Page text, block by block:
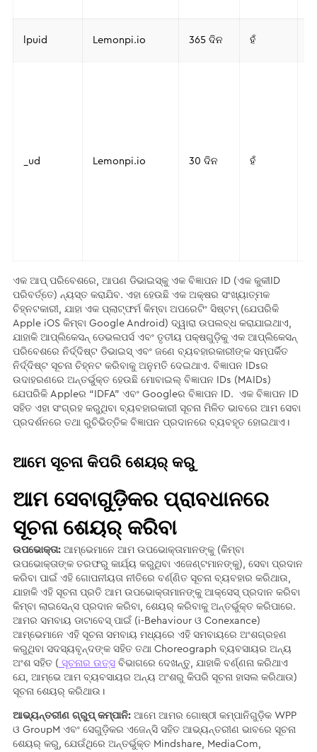
lpuid Lemonpi.io 365 ଦିନ ହଁ
_ud Lemonpi.io 30 ଦିନ ହଁ
ଏକ ଆପ୍ ପରିବେଶରେ, ଆପଣ ଡିଭାଇସ୍​କୁ ଏକ ବିଜ୍ଞାପନ ID (ଏକ କୁକୀID
ପରିବର୍ତ୍ତେ) ନ୍ୟସ୍ତ କରାଯିବ. ଏହା ହେଉଛି ଏକ ଅକ୍ଷର ସଂଖ୍ୟାତ୍ମକ
ଚିହ୍ନଟକାରୀ, ଯାହା ଏକ ପ୍ଲାଟ୍‌ଫର୍ମ କିମ୍ବା ଅପରେଟିଂ ସିଷ୍ଟମ୍ (ଯେପରିକି
Apple iOS କିମ୍ବା Google Android) ଦ୍ୱାରା ଉପଲବ୍ଧ କରାଯାଇଥାଏ,
ଯାହାକି ଆପ୍ଲିକେସନ୍ ଡେଭଲପର୍ସ ଏବଂ ତୃତୀୟ ପକ୍ଷଗୁଡ଼ିକୁ ଏକ ଆପ୍ଲିକେସନ୍
ପରିବେଶରେ ନିର୍ଦ୍ଦିଷ୍ଟ ଡିଭାଇସ୍ ଏବଂ ଜଣେ ବ୍ୟବହାରକାରୀଙ୍କ ସମ୍ପର୍କିତ
ନିର୍ଦ୍ଦିଷ୍ଟ ସୂଚନା ଚିହ୍ନଟ କରିବାକୁ ଅନୁମତି ଦେଇଥାଏ. ବିଜ୍ଞାପନ IDsର
ଉଦାହରଣରେ ଅନ୍ତର୍ଭୁକ୍ତ ହେଉଛି ମୋବାଇଲ୍ ବିଜ୍ଞାପନ IDs (MAIDs)
ଯେପରିକି Apple​ର “IDFA” ଏବଂ Google​ର ବିଜ୍ଞାପନ ID. ଏକ ବିଜ୍ଞାପନ ID
ସହିତ ଏହା ସଂଗ୍ରହ କରୁଥିବା ବ୍ୟବହାରକାରୀ ସୂଚନା ମିଳିତ ଭାବରେ ଆମ ସେବା
ପ୍ରଦର୍ଶନରେ ତଥା ରୁଚିଭିତ୍ତିକ ବିଜ୍ଞାପନ ପ୍ରଦାନରେ ବ୍ୟବହୃତ ହୋଇଥାଏ।
ଆମେ ସୂଚନା କିପରି ଶେୟର୍ କରୁ
ଆମ ସେବାଗୁଡ଼ିକର ପ୍ରାବଧାନରେ
ସୂଚନା ଶେୟର୍ କରିବା
ଉପଭୋକ୍ତା:ଆମ୍ଭେମାନେ ଆମ ଉପଭୋକ୍ତାମାନଙ୍କୁ (କିମ୍ବା
ଉପଭୋକ୍ତାଙ୍କ ତରଫରୁ କାର୍ଯ୍ୟ କରୁଥିବା ଏଜେଣ୍ଟମାନଙ୍କୁ), ସେବା ପ୍ରଦାନ
କରିବା ପାଇଁ ଏହି ଗୋପନୀୟତା ନୀତିରେ ବର୍ଣ୍ଣିତ ସୂଚନା ବ୍ୟବହାର କରିଥାଉ,
ଯାହାକି ଏହି ସୂଚନା ପ୍ରତି ଆମ ଉପଭୋକ୍ତାମାନଙ୍କୁ ଆକ୍ସେସ୍ ପ୍ରଦାନ କରିବା
କିମ୍ବା ଲାଇସେନ୍ସ ପ୍ରଦାନ କରିବା, ଶେୟର୍ କରିବାକୁ ଅନ୍ତର୍ଭୁକ୍ତ କରିପାରେ.
ଆମର ସମବାୟ ଡାଟାବେସ୍ ପାଇଁ (i-Behaviour ଓ Conexance)
ଆମ୍ଭେମାନେ ଏହି ସୂଚନା ସମବାୟ ମଧ୍ୟରେ ଏହି ସମବାୟରେ ଅଂଶଗ୍ରହଣ
କରୁଥିବା ସଦସ୍ୟବୃନ୍ଦଙ୍କ ସହିତ ତଥା Choreograph ବ୍ୟବସାୟର ଅନ୍ୟ
ଅଂଶ ସହିତ ( ସୂଚନାର ଉତ୍ସବିଭାଗରେ ଦେଖନ୍ତୁ, ଯାହାକି ବର୍ଣ୍ଣନା କରିଥାଏ
ଯେ, ଆମ୍ଭେ ଆମ ବ୍ୟବସାୟର ଅନ୍ୟ ଅଂଶରୁ କିପରି ସୂଚନା ହାସଲ କରିଥାଉ)
ସୂଚନା ଶେୟର୍ କରିଥାଉ।
ଆଭ୍ୟନ୍ତରୀଣ ଗ୍ରୁପ୍ କମ୍ପାନି:ଆମେ ଆମର ଗୋଷ୍ଠୀ କମ୍ପାନିଗୁଡ଼ିକ WPP
ଓ GroupM ଏବଂ ସେଗୁଡ଼ିକର ଏଜେନ୍ସି ସହିତ ଆଭ୍ୟନ୍ତରୀଣ ଭାବରେ ସୂଚନା
ଶେୟର୍ କରୁ, ଯେଉଁଥିରେ ଅନ୍ତର୍ଭୁକ୍ତ Mindshare, MediaCom,